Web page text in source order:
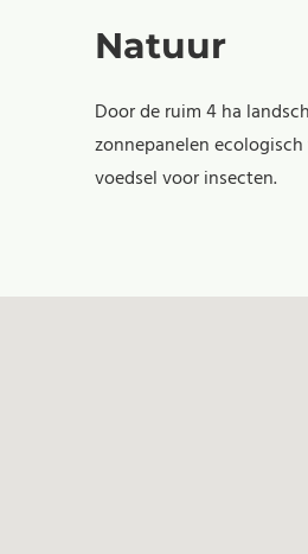
Natuur
Door de ruim 4 ha
zonnepanelen
voedsel voor insecten.